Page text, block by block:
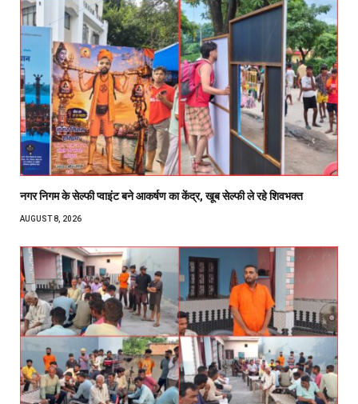
नगर निगम के सेल्फी प्वाइंट बने आकर्षण का केंद्र, खूब सेल्फी ले रहे शिवभक्त
AUGUST 8, 2026